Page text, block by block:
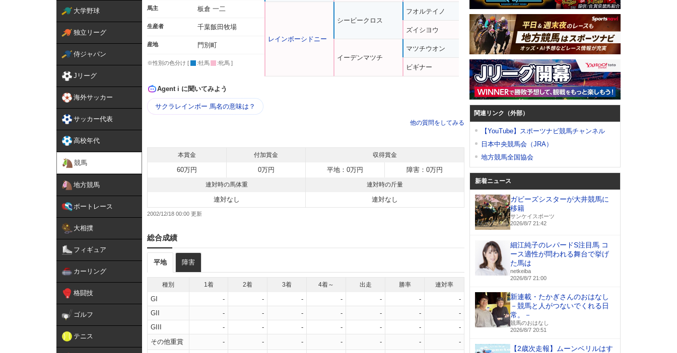
大学野球
独立リーグ
侍ジャパン
Jリーグ
海外サッカー
サッカー代表
高校年代
競馬
地方競馬
ボートレース
大相撲
フィギュア
カーリング
格闘技
ゴルフ
テニス
馬主 板倉 一二
生産者 千葉飯田牧場
産地 門別町
※性別の色分け [ :牡馬 :牝馬 ]
レインボーシドニー
シービークロス
イーデンマツチ
フオルテイノ
ズイシヨウ
マツチウオン
ビギナー
Agent i に聞いてみよう
サクラレインボー 馬名の意味は？
他の質問をしてみる
本賞金 付加賞金 収得賞金
60万円 0万円 平地：0万円 障害：0万円
連対時の馬体重 連対時の斤量
連対なし 連対なし
2002/12/18 00:00
総合成績
平地 障害
種別 1着 2着 3着 4着～ 出走 勝率 連対率
GI - - - - - -
-
GII
- - - - - -
-
GIII
- - - - - -
-
その他重賞
- - - - - - -
関連リンク（外部）
【YouTube】スポーツナビ競馬チャンネル
日本中央競馬会（JRA）
地方競馬全国協会
新着ニュース
ガビーズシスターが大井競馬に
移籍
サンケイスポーツ
2026/8/7 21:42
細江純子のレパードS注目馬 コ
ース適性が問われる舞台で挙げ
た馬は
netkeiba
2026/8/7 21:00
新連載・たかぎさんのおはなし
－競馬と人がつないでくれる日
常。－
競馬のおはなし
2026/8/7 20:51
【2歳次走報】ムーンベリルはす